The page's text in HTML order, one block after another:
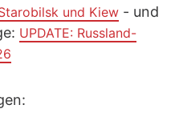
und Kiew - und
UPDATE: Russland-